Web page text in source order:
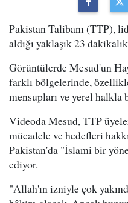
Pakistan Talibanı (TTP),
aldığı yaklaşık 23
Görüntülerde Mesud'un
farklı bölgelerinde,
mensupları ve yerel
Videoda Mesud, TTP
mücadele ve hedefleri
Pakistan'da "İslami bir
ediyor.
"Allah'ın izniyle çok